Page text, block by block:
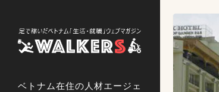
ベトナム在住の人材エージェ